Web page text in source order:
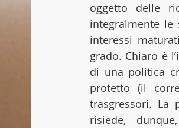
oggetto delle
integralmente le
interessi
grado. Chiaro è
di una politica
protetto (il
trasgressori. La
risiede,